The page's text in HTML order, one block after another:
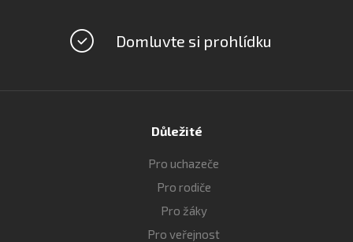
Domluvte si prohlídku
Důležité
Pro uchazeče
Pro rodiče
Pro žáky
Pro veřejnost